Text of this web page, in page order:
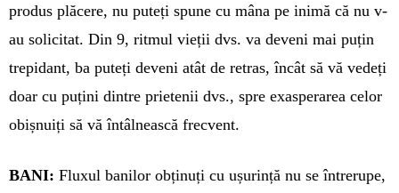
produs plă­cere, nu puteți spune cu mâna pe inimă că nu v-
au solicitat. Din 9, ritmul vieții dvs. va deveni mai puțin
trepidant, ba puteți deveni atât de retras, încât să vă ve­deți
doar cu puțini dintre prietenii dvs., spre exasperarea celor
obișnu­iți să vă întâlnească frecvent.
BANI: Fluxul banilor obținuți cu ușu­rință nu se întrerupe,